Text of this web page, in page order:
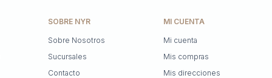
SOBRE NYR
Sobre Nosotros
Sucursales
Contacto
MI CUENTA
Mi cuenta
Mis compras
Mis direcciones